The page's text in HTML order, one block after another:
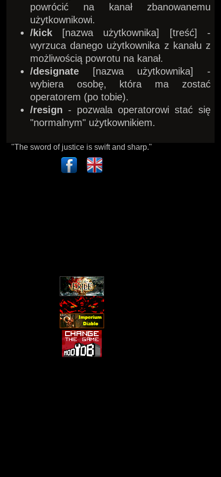
powrócić na kanał zbanowanemu
użytkownikowi.
/kick [nazwa użytkownika] [treść] -
wyrzuca danego użytkownika z kanału z
możliwością powrotu na kanał.
/designate [nazwa użytkownika] -
wybiera osobę, która ma zostać
operatorem (po tobie).
/resign - pozwala operatorowi stać się
"normalnym" użytkownikiem.
"The sword of justice is swift and sharp."